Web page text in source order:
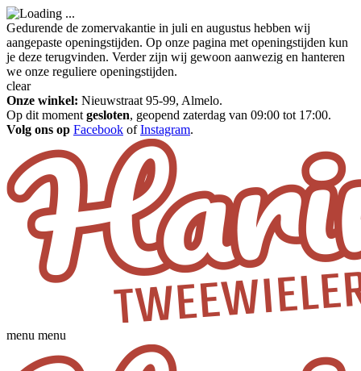
Gedurende de zomervakantie in juli en augustus hebben wij
aangepaste openingstijden. Op onze pagina met openingstijden kun
je deze terugvinden. Verder zijn wij gewoon aanwezig en hanteren
we onze reguliere openingstijden.
clear
Onze winkel: Nieuwstraat 95-99, Almelo.
Op dit moment gesloten, geopend zaterdag van 09:00 tot 17:00.
Volg ons op Facebook ofInstagram.
menu menu